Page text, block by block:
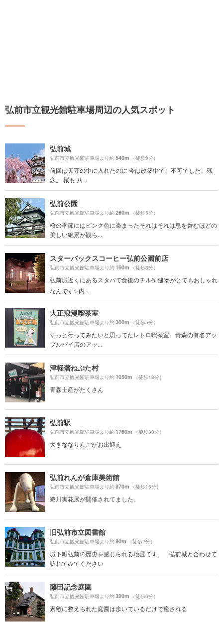
弘前市立観光館駐車場周辺の人気スポット
弘前城
弘前市立観光館駐車場より約540m （徒歩9分）
前回は天守の中に入れたのに 今は改築中で、不可でした、残
念。 桜も 八...
弘前公園
弘前市立観光館駐車場より約260m （徒歩5分）
桜の季節にはピンク色に染まったそれはそれは息を呑むほどの
美しい絶景が観ら...
スターバックスコーヒー弘前公園前店
弘前市立観光館駐車場より約160m （徒歩3分）
弘前城近くにあるスタバで食後のチル☕️ 建物がとてもおしゃれ
なんです✨内...
大正浪漫喫茶室
弘前市立観光館駐車場より約300m （徒歩5分）
ずっと行ってみたいと思ってたレトロ喫茶室。青森の有名アッ
プルパイ店のアッ...
津軽藩ねぷた村
弘前市立観光館駐車場より約1050m （徒歩18分）
青森土産がたくさん
弘前駅
弘前市立観光館駐車場より約1760m （徒歩30分）
大きななりんごがお出迎え
弘前れんが倉庫美術館
弘前市立観光館駐車場より約870m （徒歩15分）
蜷川実花展が開催されてました。
旧弘前市立図書館
弘前市立観光館駐車場より約90m （徒歩2分）
城下町弘前の歴史を感じられる地区です。 弘前城と合わせて
訪れてみてください
藤田記念庭園
弘前市立観光館駐車場より約320m （徒歩6分）
素敵に整えられた庭園は歩いているだけで癒される